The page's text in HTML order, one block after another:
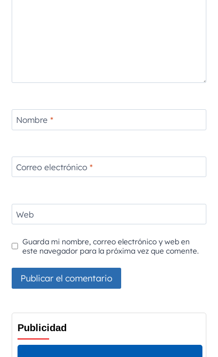
Nombre *
Correo electrónico *
Web
Guarda mi nombre, correo electrónico y web en
este navegador para la próxima vez que comente.
Publicidad